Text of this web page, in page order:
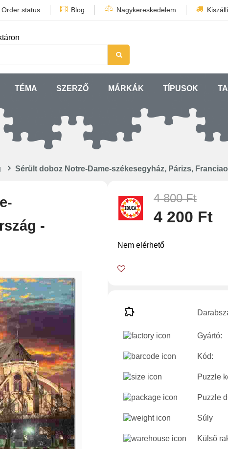
Order status Blog Nagykereskedelem
TÉMA SZERZŐ MÁRKÁK TÍPUSOK
Sérült doboz Notre-Dame-székesegyház, Párizs,
-
4 800 Ft
4 200 Ft
Nem elérhető
Gyártó:
Kód:
Puzzle
Puzzle
Súly
Külső